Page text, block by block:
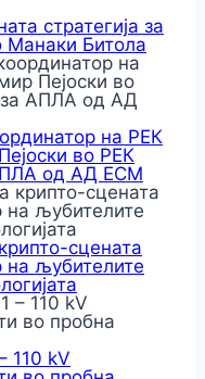
стратегија за
Манаки Битола
на РЕК
во РЕК
од АД ЕСМ
сцената
на љубителите
110 kV